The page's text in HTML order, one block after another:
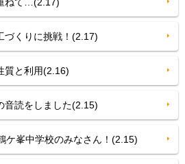
くりに挑戦！(2.17)
と利用(2.16)
読をしました(2.15)
峯中学校のみなさん！(2.15)